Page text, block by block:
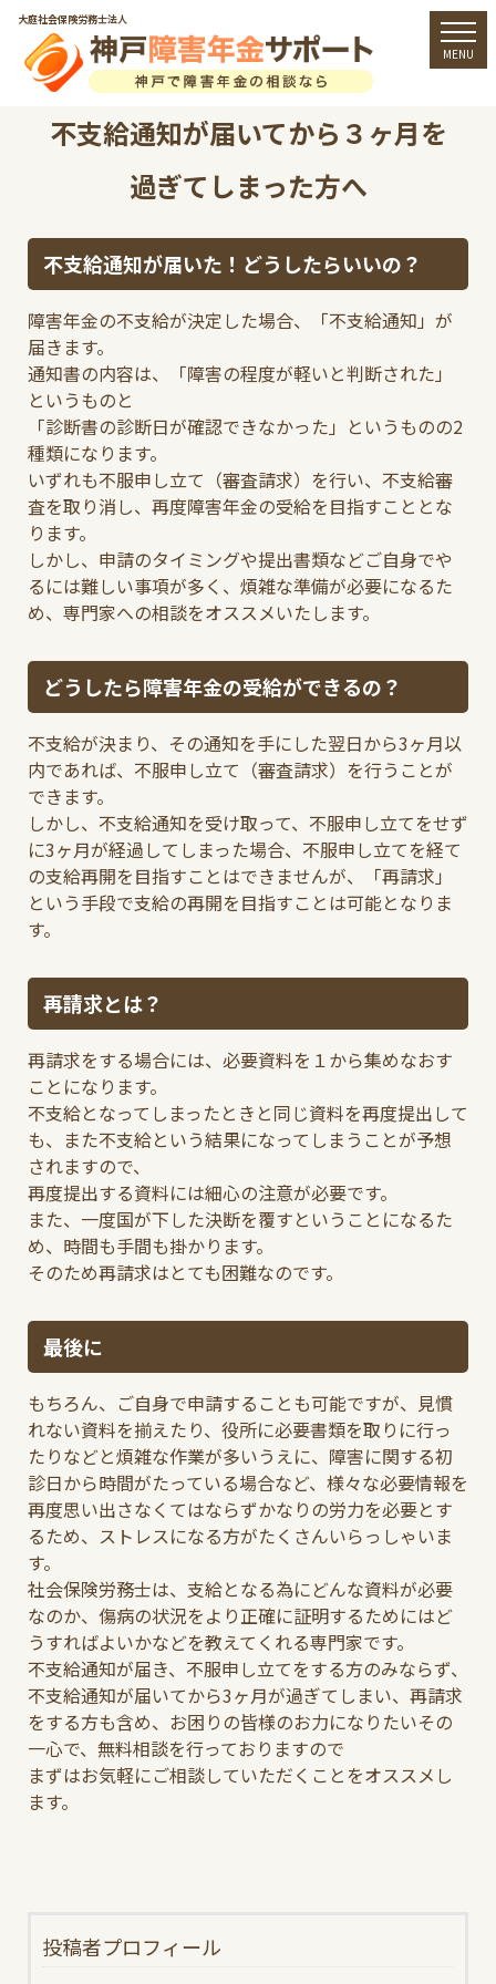
MENU
大庭社会保険労務士法人
不支給通知が届いてから３ヶ月を
過ぎてしまった方へ
不支給通知が届いた！どうしたらいいの？
障害年金の不支給が決定した場合、「不支給通知」が
届きます。
通知書の内容は、「障害の程度が軽いと判断された」
というものと
「診断書の診断日が確認できなかった」というものの2
種類になります。
いずれも不服申し立て（審査請求）を行い、不支給審
査を取り消し、再度障害年金の受給を目指すこととな
ります。
しかし、申請のタイミングや提出書類などご自身でや
るには難しい事項が多く、煩雑な準備が必要になるた
め、専門家への相談をオススメいたします。
どうしたら障害年金の受給ができるの？
不支給が決まり、その通知を手にした翌日から3ヶ月以
内であれば、不服申し立て（審査請求）を行うことが
できます。
しかし、不支給通知を受け取って、不服申し立てをせず
に3ヶ月が経過してしまった場合、不服申し立てを経て
の支給再開を目指すことはできませんが、「再請求」
という手段で支給の再開を目指すことは可能となりま
す。
再請求とは？
再請求をする場合には、必要資料を１から集めなおす
ことになります。
不支給となってしまったときと同じ資料を再度提出して
も、また不支給という結果になってしまうことが予想
されますので、
再度提出する資料には細心の注意が必要です。
また、一度国が下した決断を覆すということになるた
め、時間も手間も掛かります。
そのため再請求はとても困難なのです。
最後に
もちろん、ご自身で申請することも可能ですが、見慣
れない資料を揃えたり、役所に必要書類を取りに行っ
たりなどと煩雑な作業が多いうえに、障害に関する初
診日から時間がたっている場合など、様々な必要情報を
再度思い出さなくてはならずかなりの労力を必要とす
るため、ストレスになる方がたくさんいらっしゃいま
す。
社会保険労務士は、支給となる為にどんな資料が必要
なのか、傷病の状況をより正確に証明するためにはど
うすればよいかなどを教えてくれる専門家です。
不支給通知が届き、不服申し立てをする方のみならず、
不支給通知が届いてから3ヶ月が過ぎてしまい、再請求
をする方も含め、お困りの皆様のお力になりたいその
一心で、無料相談を行っておりますので
まずはお気軽にご相談していただくことをオススメし
ます。
投稿者プロフィール